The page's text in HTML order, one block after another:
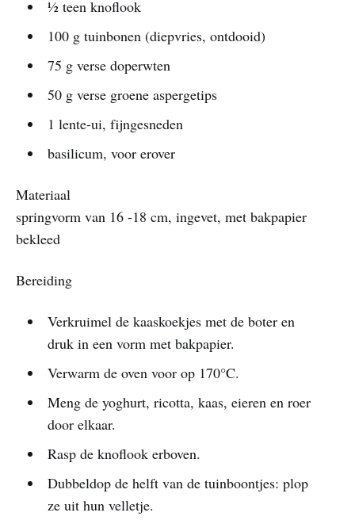
1⁄2 teen knoflook
100 g tuinbonen (diepvries, ontdooid)
75 g verse doperwten
50 g verse groene aspergetips
1 lente-ui, fijngesneden
basilicum, voor erover
Materiaal
springvorm van 16 -18 cm, ingevet, met bakpapier
bekleed
Bereiding
Verkruimel de kaaskoekjes met de boter en
druk in een vorm met bakpapier.
Verwarm de oven voor op 170°C.
Meng de yoghurt, ricotta, kaas, eieren en roer
door elkaar.
Rasp de knoflook erboven.
Dubbeldop de helft van de tuinboontjes: plop
ze uit hun velletje.